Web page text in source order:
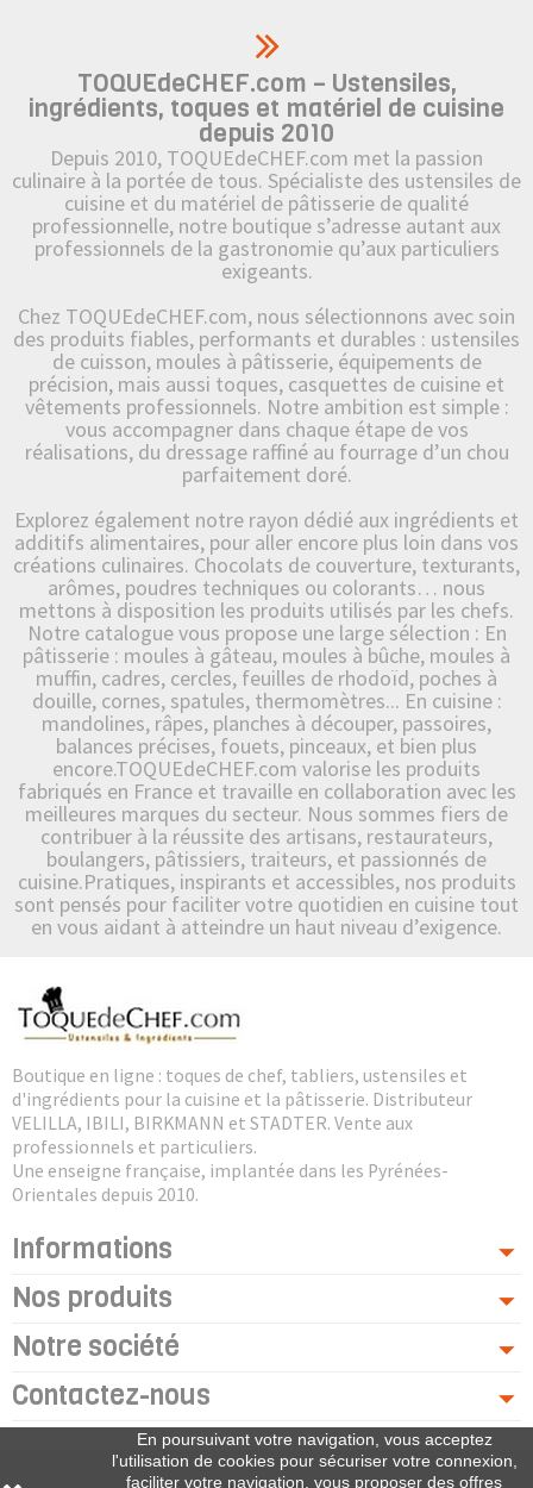
TOQUEdeCHEF.com – Ustensiles,
ingrédients, toques et matériel de cuisine
depuis 2010
Depuis 2010, TOQUEdeCHEF.com met la passion
culinaire à la portée de tous. Spécialiste des ustensiles de
cuisine et du matériel de pâtisserie de qualité
professionnelle, notre boutique s’adresse autant aux
professionnels de la gastronomie qu’aux particuliers
exigeants.
Chez TOQUEdeCHEF.com, nous sélectionnons avec soin
des produits fiables, performants et durables : ustensiles
de cuisson, moules à pâtisserie, équipements de
précision, mais aussi toques, casquettes de cuisine et
vêtements professionnels. Notre ambition est simple :
vous accompagner dans chaque étape de vos
réalisations, du dressage raffiné au fourrage d’un chou
parfaitement doré.
Explorez également notre rayon dédié aux ingrédients et
additifs alimentaires, pour aller encore plus loin dans vos
créations culinaires. Chocolats de couverture, texturants,
arômes, poudres techniques ou colorants… nous
mettons à disposition les produits utilisés par les chefs.
Notre catalogue vous propose une large sélection : En
pâtisserie : moules à gâteau, moules à bûche, moules à
muffin, cadres, cercles, feuilles de rhodoïd, poches à
douille, cornes, spatules, thermomètres... En cuisine :
mandolines, râpes, planches à découper, passoires,
balances précises, fouets, pinceaux, et bien plus
encore.TOQUEdeCHEF.com valorise les produits
fabriqués en France et travaille en collaboration avec les
meilleures marques du secteur. Nous sommes fiers de
contribuer à la réussite des artisans, restaurateurs,
boulangers, pâtissiers, traiteurs, et passionnés de
cuisine.Pratiques, inspirants et accessibles, nos produits
sont pensés pour faciliter votre quotidien en cuisine tout
en vous aidant à atteindre un haut niveau d’exigence.
Boutique en ligne : toques de chef, tabliers, ustensiles et
d'ingrédients pour la cuisine et la pâtisserie. Distributeur
VELILLA, IBILI, BIRKMANN et STADTER. Vente aux
professionnels et particuliers.
Une enseigne française, implantée dans les Pyrénées-
Orientales depuis 2010.
Informations
Nos produits
Notre société
Contactez-nous
En poursuivant votre navigation, vous acceptez
l'utilisation de cookies pour sécuriser votre connexion,
faciliter votre navigation, vous proposer des offres